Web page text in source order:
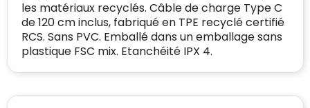
les matériaux recyclés. Câble de charge Type C
de 120 cm inclus, fabriqué en TPE recyclé certifié
RCS. Sans PVC. Emballé dans un emballage sans
plastique FSC mix. Etanchéité IPX 4.
Aantal werknemers: 1-10
Trustindex-certificaat
starten
2026-04-22
Bouwt u vertrouwen op en verhoogt u uw
verkoop met de Trustindex-certificaat.
Meer informatie»